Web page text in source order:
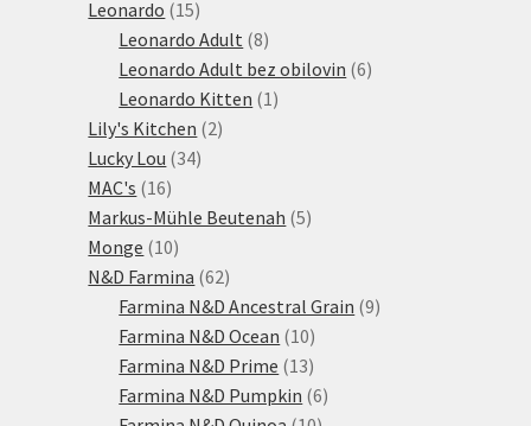
Leonardo 1515
produktů
Leonardo Adult 88
produktů
Leonardo Adult bez obilovin 66
Leonardo Kitten 1 1
Lily's Kitchen 22
Lucky Lou 3434
MAC's 1616
produktů
Markus-Mühle Beutenah 55
Monge 1010
produktů
N&D Farmina 6262
produktů
Farmina N&D Ancestral Grain 99
Farmina N&D Ocean 1010
produktů
Farmina N&D Prime 1313
produktů
Farmina N&D Pumpkin 66